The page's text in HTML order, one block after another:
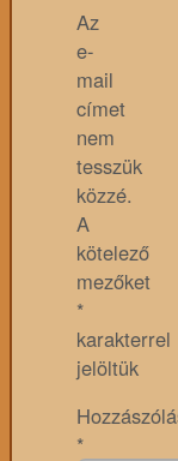
Az
e-
mail
címet
nem
tesszük
közzé.
A
kötelező
mezőket
*
karakterrel
jelöltük
*